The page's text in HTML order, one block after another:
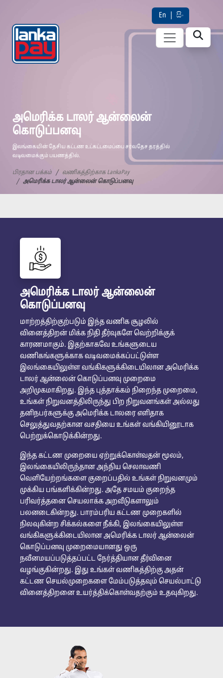
En සිං
அமெரிக்க டாலர் ஆன்லைன்
கொடுப்பனவு
இலங்கையின் தேசிய கட்டண உட்கட்டமைப்பை சர்வதேச தரத்தில்
வடிவமைக்கும் பயணத்தில்.
பிரதான பக்கம்
வணிகத்திற்காக LankaPay
அமெரிக்க டாலர் ஆன்லைன் கொடுப்பனவு
அமெரிக்க டாலர் ஆன்லைன்
கொடுப்பனவு
மாற்றத்திற்குற்படும் இந்த வணிக சூழலில்
வினைத்திறன் மிக்க நிதி தீர்வுகளே வெற்றிக்குக்
காரணமாகும். இதற்காகவே உங்களுடைய
வணிகங்களுக்காக வடிவமைக்கப்பட்டுள்ள
இலங்கையிலுள்ள வங்கிகளுக்கிடையிலான அமெரிக்க
டாலர் ஆன்லைன் கொடுப்பனவு முறைமை
அறிமுகமாகிறது. இந்த புத்தாக்கம் நிறைந்த முறைமை,
உங்கள் நிறுவனத்திலிருந்து பிற நிறுவனங்கள் அல்லது
தனிநபர்களுக்கு அமெரிக்க டாலரை எளிதாக
செலுத்துவதற்கான வசதியை உங்கள் வங்கியினூடாக
பெற்றுக்கொடுக்கின்றது.
இந்த கட்டண முறையை ஏற்றுக்கொள்வதன் மூலம்,
இலங்கையிலிருந்தான அந்நிய செலாவணி
வெளியேற்றங்களை குறைப்பதில் உங்கள் நிறுவனமும்
முக்கிய பங்களிக்கின்றது. அதே சமயம் குறைந்த
பரிவர்த்தனை செயலாக்க அறவீடுகளாலும்
பலனடைகின்றது. பாரம்பரிய கட்டண முறைகளில்
நிலவுகின்ற சிக்கல்களை நீக்கி, இலங்கையிலுள்ள
வங்கிகளுக்கிடையிலான அமெரிக்க டாலர் ஆன்லைன்
கொடுப்பனவு முறைமையானது ஒரு
நவீனமயப்படுத்தப்பட்ட நேர்த்தியான தீர்வினை
வழங்குகின்றது. இது உங்கள் வணிகத்திற்கு அதன்
கட்டண செயல்முறைகளை மேம்படுத்தவும் செயல்பாட்டு
வினைத்திறனை உயர்த்திக்கொள்வதற்கும் உதவுகிறது.